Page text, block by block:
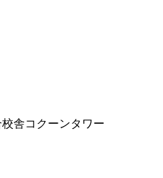
舎コクーンタワー